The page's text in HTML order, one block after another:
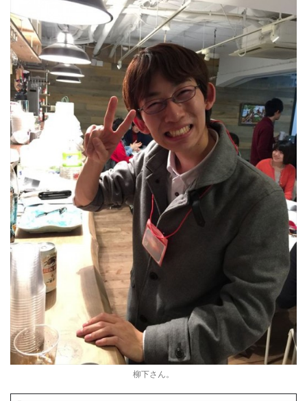
柳下さん。